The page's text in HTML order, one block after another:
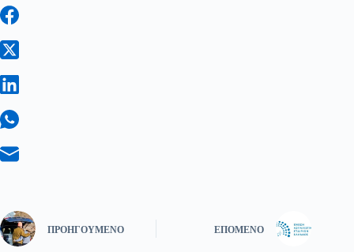
ΠΡΟΗΓΟΎΜΕΝΟ ΕΠΌΜΕΝΟ